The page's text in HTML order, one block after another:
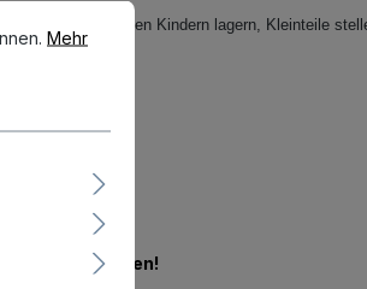
von kleinen Kindern lagern, Kleinteile
Jetzt mitbieten!
Mehr Informationen ...
Mehr